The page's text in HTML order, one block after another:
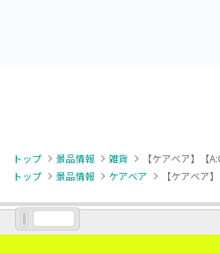
トップ 景品情報 雑貨
トップ
景品情報 ケアベア